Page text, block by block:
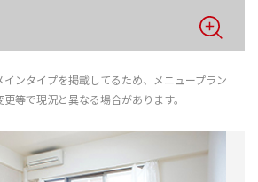
ンタイプを掲載してるため、メニュープラン
等で現況と異なる場合があります。